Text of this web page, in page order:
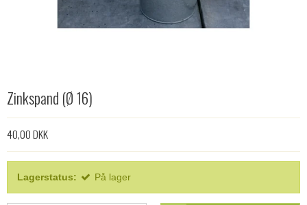
Zinkspand (Ø 16)
40,00 DKK
Lagerstatus: På lager